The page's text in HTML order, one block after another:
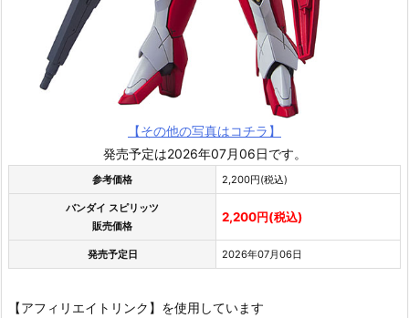
【その他の写真はコチラ】
発売予定は2026年07月06日です。
参考価格 2,200円(税込)
バンダイ スピリッツ
販売価格
2,200円(税込)
発売予定日 2026年07月06日
【アフィリエイトリンク】を使用しています